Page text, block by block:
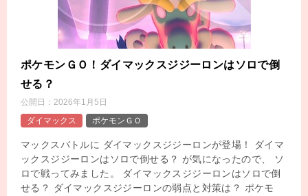
ポケモンＧＯ！ダイマックスジジーロンはソロで倒
せる？
公開日： 2026年1月5日
ダイマックス
ポケモンＧＯ
マックスバトルに ダイマックスジジーロンが登場！ ダイマ
ックスジジーロンはソロで倒せる？ が気になったので、 ソ
ロで戦ってみました。 ダイマックスジジーロンはソロで倒
せる？ ダイマックスジジーロンの弱点と対策は？ ポケモ